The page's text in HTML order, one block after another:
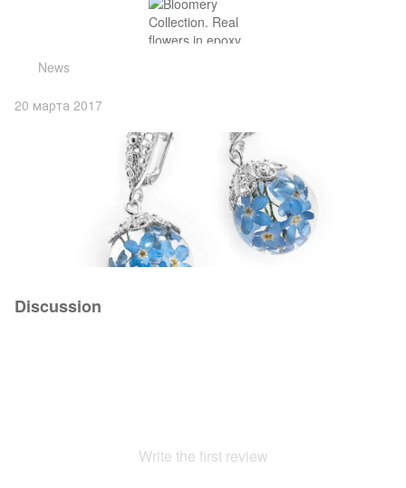
News
20 марта 2017
Discussion
Write the first review